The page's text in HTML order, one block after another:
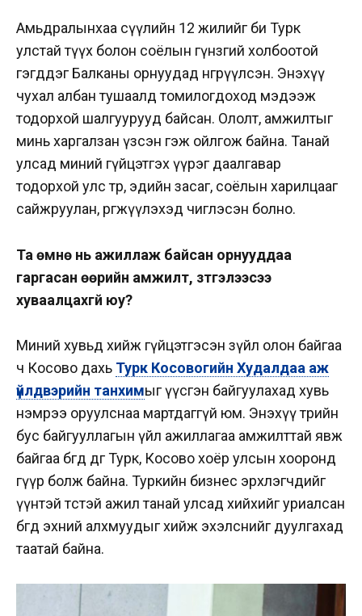
Амьдралынхаа сүүлийн 12 жилийг би Турк
улстай түүх болон соёлын гүнзгий холбоотой
гэгддэг Балканы орнуудад өнгөрүүлсэн. Энэхүү
чухал албан тушаалд томилогдоход мэдээж
тодорхой шалгуурууд байсан. Ололт, амжилтыг
минь харгалзан үзсэн гэж ойлгож байна. Танай
улсад миний гүйцэтгэх үүрэг даалгавар
тодорхой улс төр, эдийн засаг, соёлын харилцааг
сайжруулан, өргөжүүлэхэд чиглэсэн болно.
Та өмнө нь ажиллаж байсан орнууддаа
гаргасан өөрийн амжилт, зүтгэлээсээ
хуваалцахгүй юу?
Миний хувьд хийж гүйцэтгэсэн зүйл олон байгаа
ч Косово дахь Турк Косовогийн Худалдаа аж
үйлдвэрийн танхимыг үүсгэн байгуулахад хувь
нэмрээ оруулснаа мартдаггүй юм. Энэхүү төрийн
бус байгууллагын үйл ажиллагаа амжилттай явж
байгаа бөгөөд өдгөө Турк, Косово хоёр улсын хооронд
гүүр болж байна. Туркийн бизнес эрхлэгчдийг
үүнтэй төстэй ажил танай улсад хийхийг уриалсан
бөгөөд эхний алхмуудыг хийж эхэлснийг дуулгахад
таатай байна.